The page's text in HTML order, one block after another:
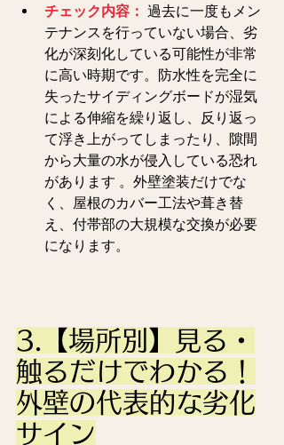
チェック内容： 過去に一度もメン
テナンスを行っていない場合、劣
化が深刻化している可能性が非常
に高い時期です。防水性を完全に
失ったサイディングボードが湿気
による伸縮を繰り返し、反り返っ
て浮き上がってしまったり、隙間
から大量の水が侵入している恐れ
があります 。外壁塗装だけでな
く、屋根のカバー工法や葺き替
え、付帯部の大規模な交換が必要
になります。
3.【場所別】見る・
触るだけでわかる！
外壁の代表的な劣化
サイン